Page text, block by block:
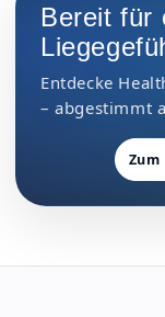
Bereit für
Entdecke
– abgestimmt